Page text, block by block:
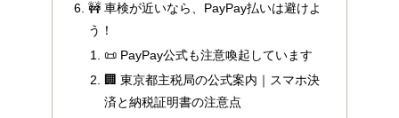
🚧 車検が近いなら、PayPay払いは避けよ
う！
📜 PayPay公式も注意喚起しています
🏢 東京都主税局の公式案内｜スマホ決
済と納税証明書の注意点